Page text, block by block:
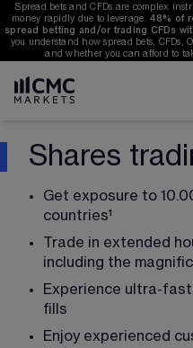
Spread bets and CFDs are complex
money rapidly due to leverage. 48% of
spread betting and/or trading CFDs
you understand how spread bets, CFDs,
and whether you can afford to
Shares
Get exposure to
countries¹
Trade in extended
including the
Experience ultra-
fills
Enjoy experienced